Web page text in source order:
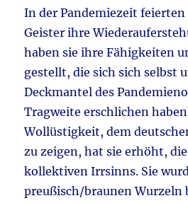
In der Pandemiezeit
Geister ihre
haben sie ihre Fähigkeiten
gestellt, die sich sich selbst
Deckmantel des
Tragweite erschlichen
Wollüstigkeit, dem
zu zeigen, hat sie erhöht,
kollektiven Irrsinns. Sie
preußisch/braunen Wurzeln